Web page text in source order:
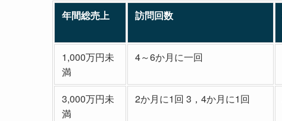
年間総売上 訪問回数
1,000万円未
満
4～6か月に一回
3,000万円未
満
2か月に1回 3，4か月に1回